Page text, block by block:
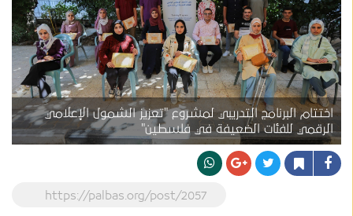
اختتام البرنامج التدريبي لمشروع "تعزيز الشمول الإعلامي
الرقمي للفئات الضعيفة في فلسطين"
https://palbas.org/post/2057